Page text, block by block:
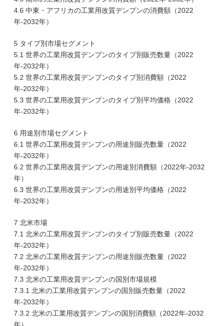
4.6 中東・アフリカの工業用改質デンプンの消費額（2022
年-2032年）
5 タイプ別市場セグメント
5.1 世界の工業用改質デンプンのタイプ別販売数量（2022
年-2032年）
5.2 世界の工業用改質デンプンのタイプ別消費額（2022
年-2032年）
5.3 世界の工業用改質デンプンのタイプ別平均価格（2022
年-2032年）
6 用途別市場セグメント
6.1 世界の工業用改質デンプンの用途別販売数量（2022
年-2032年）
6.2 世界の工業用改質デンプンの用途別消費額（2022年-2032
年）
6.3 世界の工業用改質デンプンの用途別平均価格（2022
年-2032年）
7 北米市場
7.1 北米の工業用改質デンプンのタイプ別販売数量（2022
年-2032年）
7.2 北米の工業用改質デンプンの用途別販売数量（2022
年-2032年）
7.3 北米の工業用改質デンプンの国別市場規模
7.3.1 北米の工業用改質デンプンの国別販売数量（2022
年-2032年）
7.3.2 北米の工業用改質デンプンの国別消費額（2022年-2032